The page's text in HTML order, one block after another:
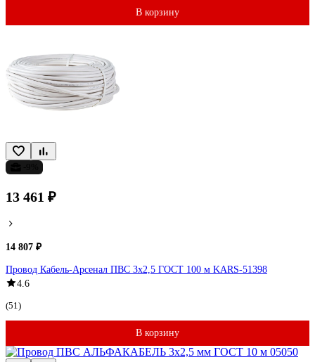
В корзину
13 461 ₽
14 807 ₽
Провод Кабель-Арсенал ПВС 3х2,5 ГОСТ 100 м KARS-51398
4.6
(51)
В корзину